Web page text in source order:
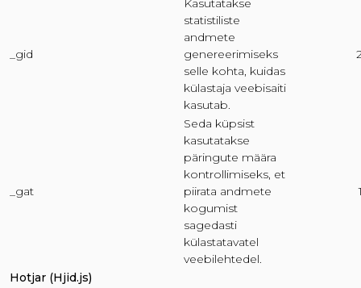
_gid
Kasutatakse
statistiliste
andmete
genereerimiseks
selle kohta, kuidas
külastaja veebisaiti
kasutab.
_gat
Seda küpsist
kasutatakse
päringute määra
kontrollimiseks, et
piirata andmete
kogumist
sagedasti
külastatavatel
veebilehtedel.
Hotjar (Hjid.js)